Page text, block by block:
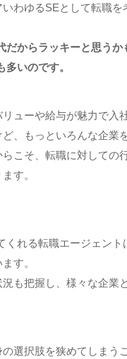
わゆるSEとして転職を
だからラッキーと思うか
いのです。
ューや給与が魅力で入
、もっといろんな企業
こそ、転職に対しての
す。
れる転職エージェント
す。
も把握し、様々な企業
選択肢を狭めてしまう